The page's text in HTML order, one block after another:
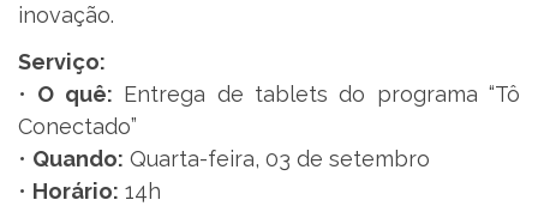
inovação.
Serviço:
• O quê: Entrega de tablets do programa “Tô
Conectado”
• Quando: Quarta-feira, 03 de setembro
• Horário: 14h